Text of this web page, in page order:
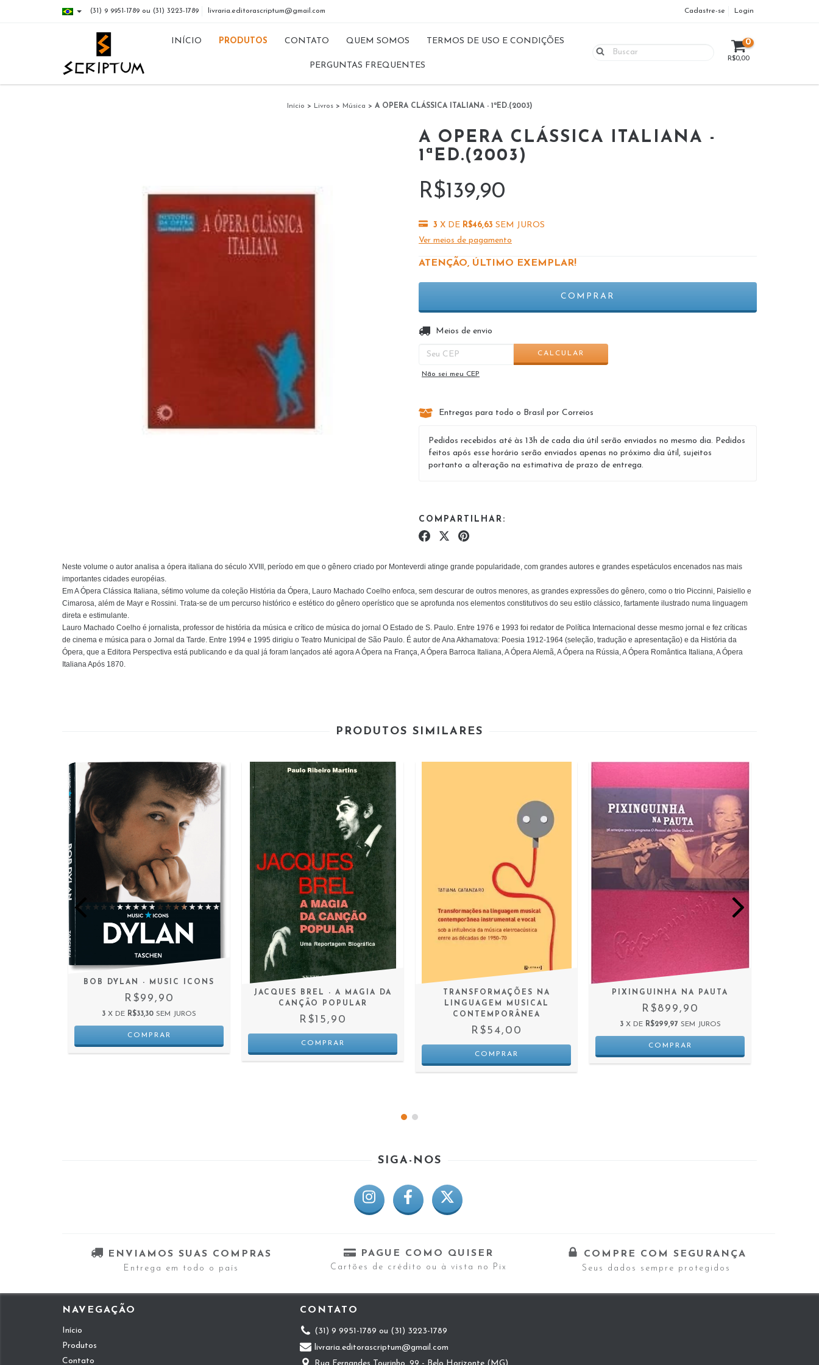
(31) 9 9951-1789 ou (31) 3223-1789 livraria.editorascriptum@gmail.com Cadastre-se Login
INÍCIO PRODUTOS CONTATO QUEM SOMOS TERMOS DE USO E CONDIÇÕES
PERGUNTAS FREQUENTES
0
R$0,00
Início > Livros > Música > A OPERA CLÁSSICA ITALIANA - 1ªED.(2003)
A OPERA CLÁSSICA ITALIANA -
1ªED.(2003)
R$139,90
3 X DE R$46,63 SEM JUROS
Ver meios de pagamento
ATENÇÃO, ÚLTIMO EXEMPLAR!
Entregas para o CEP:
Meios de envio
CALCULAR
Não sei meu CEP
Entregas para todo o Brasil por Correios
Pedidos recebidos até às 13h de cada dia útil serão enviados no mesmo dia. Pedidos
feitos após esse horário serão enviados apenas no próximo dia útil, sujeitos
portanto a alteração na estimativa de prazo de entrega.
COMPARTILHAR:
Neste volume o autor analisa a ópera italiana do século XVIII, período em que o gênero criado por Monteverdi atinge grande popularidade, com grandes autores e grandes espetáculos encenados nas mais
importantes cidades européias.
Em A Ópera Clássica Italiana, sétimo volume da coleção História da Ópera, Lauro Machado Coelho enfoca, sem descurar de outros menores, as grandes expressões do gênero, como o trio Piccinni, Paisiello e
Cimarosa, além de Mayr e Rossini. Trata-se de um percurso histórico e estético do gênero operístico que se aprofunda nos elementos constitutivos do seu estilo clássico, fartamente ilustrado numa linguagem
direta e estimulante.
Lauro Machado Coelho é jornalista, professor de história da música e crítico de música do jornal O Estado de S. Paulo. Entre 1976 e 1993 foi redator de Política Internacional desse mesmo jornal e fez críticas
de cinema e música para o Jornal da Tarde. Entre 1994 e 1995 dirigiu o Teatro Municipal de São Paulo. É autor de Ana Akhamatova: Poesia 1912-1964 (seleção, tradução e apresentação) e da História da
Ópera, que a Editora Perspectiva está publicando e da qual já foram lançados até agora A Ópera na França, A Ópera Barroca Italiana, A Ópera Alemã, A Ópera na Rússia, A Ópera Romântica Italiana, A Ópera
Italiana Após 1870.
PRODUTOS SIMILARES
BOB DYLAN - MUSIC ICONS
R$99,90
3 X DE R$33,30 SEM JUROS
JACQUES BREL - A MAGIA DA
CANÇÃO POPULAR
R$15,90
TRANSFORMAÇÕES NA
LINGUAGEM MUSICAL
CONTEMPORÂNEA
R$54,00
PIXINGUINHA NA PAUTA
R$899,90
3 X DE R$299,97 SEM JUROS
SIGA-NOS
ENVIAMOS SUAS COMPRAS
Entrega em todo o país
PAGUE COMO QUISER
Cartões de crédito ou à vista no Pix
COMPRE COM SEGURANÇA
Seus dados sempre protegidos
NAVEGAÇÃO
Início
Produtos
Contato
CONTATO
(31) 9 9951-1789 ou (31) 3223-1789
livraria.editorascriptum@gmail.com